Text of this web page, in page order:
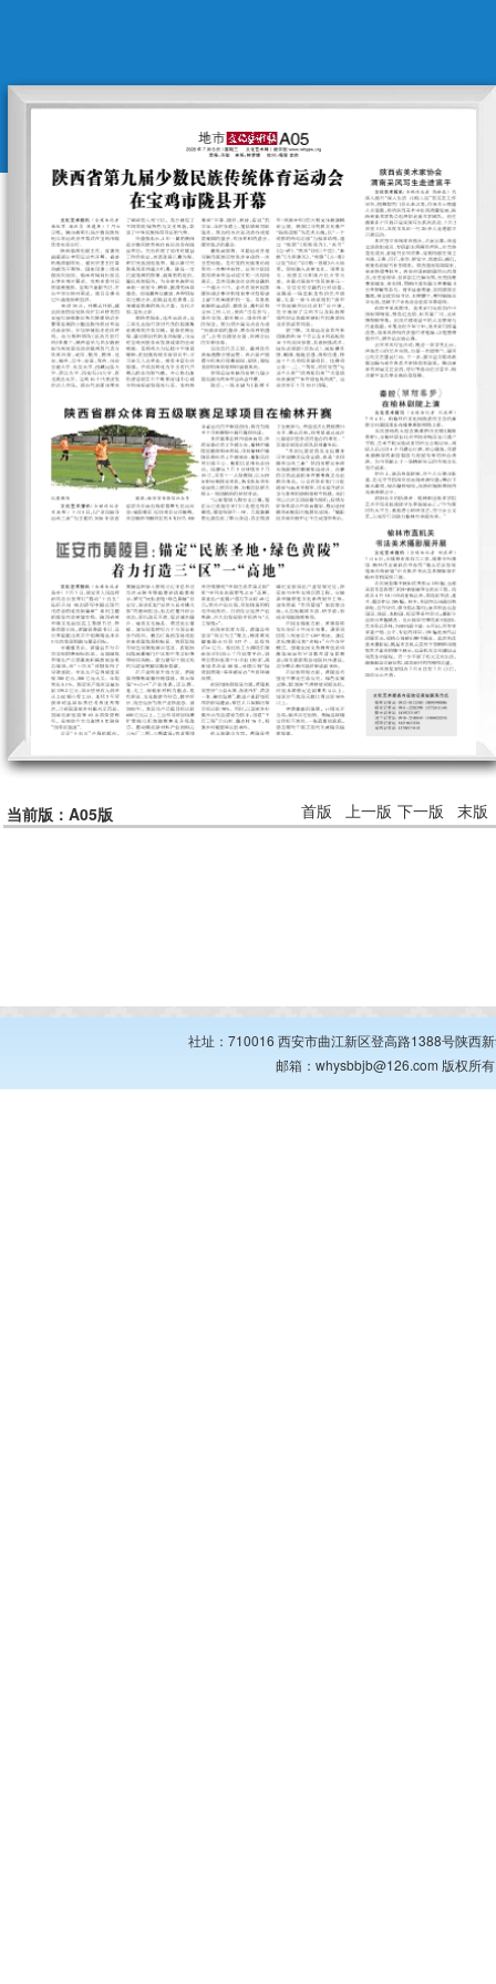
当前版：A05版 首版 上一版 下一版 末版
社址：710016 西安市曲江新区登高路1388号陕西
邮箱：whysbbjb@126.com 版权所